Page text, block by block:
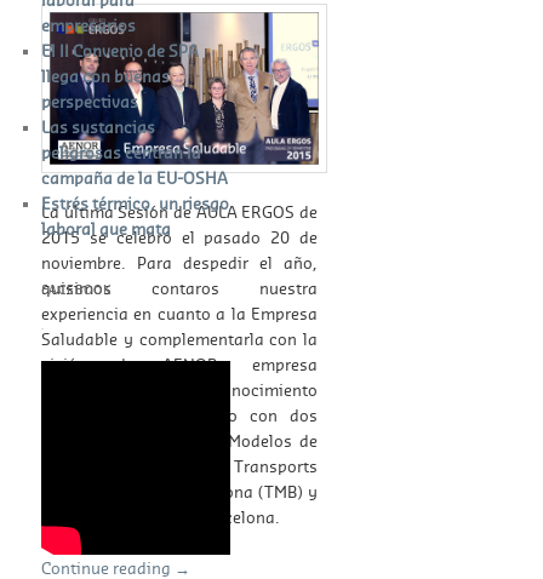
La última Sesión de AULA ERGOS de
2015 se celebró el pasado 20 de
noviembre. Para despedir el año,
quisimos contaros nuestra
experiencia en cuanto a la Empresa
Saludable y complementarla con la
visión de AENOR, empresa
certificadora de reconocimiento
internacional, así como con dos
experiencias reales de Modelos de
Empresas Saludables, Transports
Metropolitans de Barcelona (TMB) y
el Port Autònomo de Barcelona.
Continue reading →
empresarios
El II Convenio de SPA
llega con buenas
perspectivas
Las sustancias
peligrosas centran la
campaña de la EU-OSHA
Estrés térmico, un riesgo
laboral que mata
FACEBOOK